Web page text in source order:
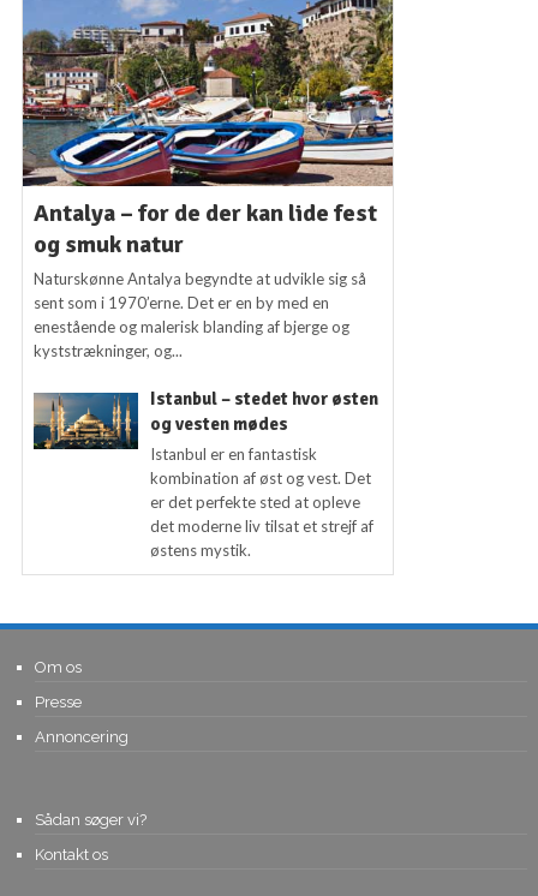
Antalya – for de der kan lide fest
og smuk natur
Naturskønne Antalya begyndte at udvikle sig så
sent som i 1970’erne. Det er en by med en
enestående og malerisk blanding af bjerge og
kyststrækninger, og...
Istanbul – stedet hvor østen
og vesten mødes
Istanbul er en fantastisk
kombination af øst og vest. Det
er det perfekte sted at opleve
det moderne liv tilsat et strejf af
østens mystik.
Om os
Presse
Annoncering
Sådan søger vi?
Kontakt os